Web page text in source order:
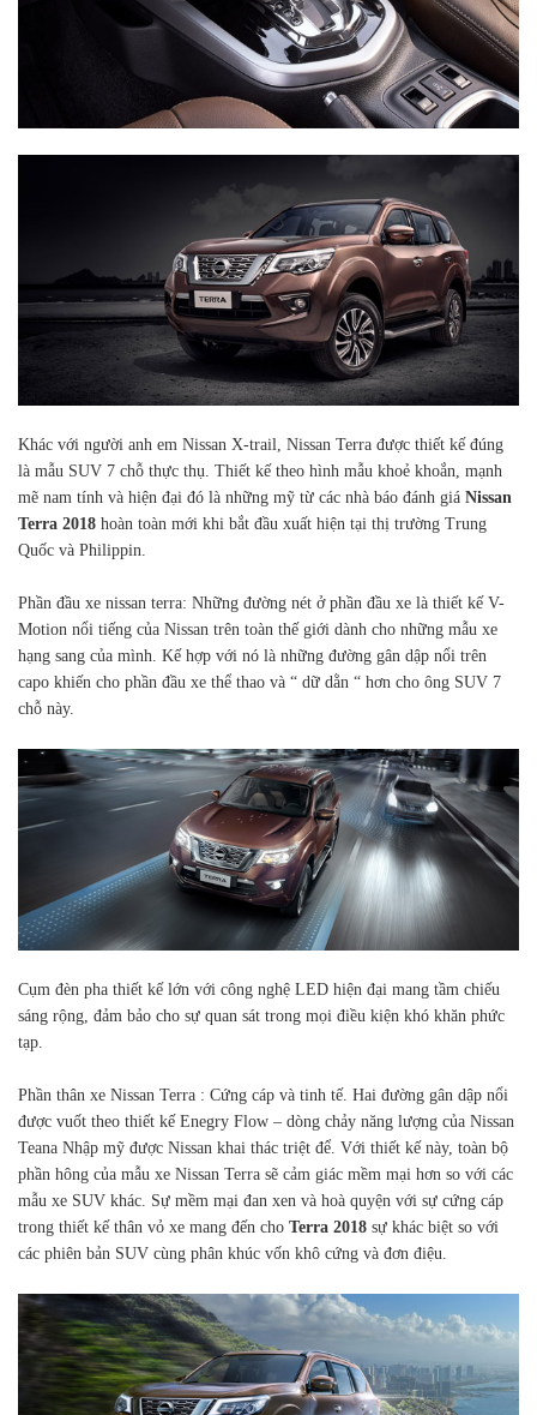
Khác với người anh em Nissan X-trail, Nissan Terra được thiết kế đúng
là mẫu SUV 7 chỗ thực thụ. Thiết kế theo hình mẫu khoẻ khoắn, mạnh
mẽ nam tính và hiện đại đó là những mỹ từ các nhà báo đánh giá Nissan
Terra 2018 hoàn toàn mới khi bắt đầu xuất hiện tại thị trường Trung
Quốc và Philippin.
Phần đầu xe nissan terra: Những đường nét ở phần đầu xe là thiết kế V-
Motion nổi tiếng của Nissan trên toàn thế giới dành cho những mẫu xe
hạng sang của mình. Kế hợp với nó là những đường gân dập nổi trên
capo khiến cho phần đầu xe thể thao và “ dữ dằn “ hơn cho ông SUV 7
chỗ này.
Cụm đèn pha thiết kế lớn với công nghệ LED hiện đại mang tầm chiếu
sáng rộng, đảm bảo cho sự quan sát trong mọi điều kiện khó khăn phức
tạp.
Phần thân xe Nissan Terra : Cứng cáp và tinh tế. Hai đường gân dập nổi
được vuốt theo thiết kế Enegry Flow – dòng chảy năng lượng của Nissan
Teana Nhập mỹ được Nissan khai thác triệt để. Với thiết kế này, toàn bộ
phần hông của mẫu xe Nissan Terra sẽ cảm giác mềm mại hơn so với các
mẫu xe SUV khác. Sự mềm mại đan xen và hoà quyện với sự cứng cáp
trong thiết kế thân vỏ xe mang đến cho Terra 2018 sự khác biệt so với
các phiên bản SUV cùng phân khúc vốn khô cứng và đơn điệu.